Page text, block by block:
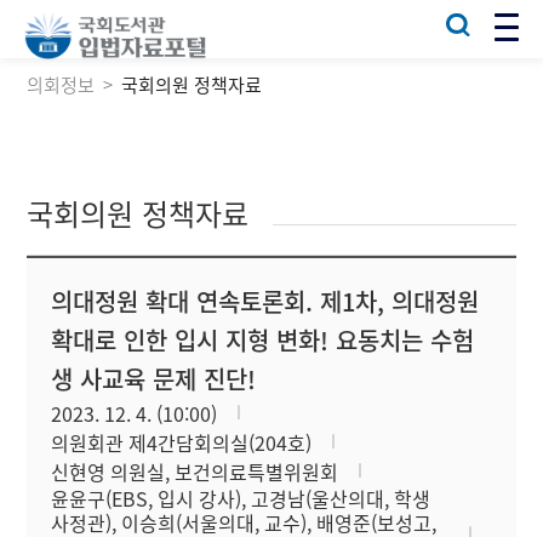
의회정보 국회의원 정책자료
국회의원 정책자료
의대정원 확대 연속토론회. 제1차, 의대정원
확대로 인한 입시 지형 변화! 요동치는 수험
생 사교육 문제 진단!
2023. 12. 4. (10:00)
의원회관 제4간담회의실(204호)
신현영 의원실, 보건의료특별위원회
윤윤구(EBS, 입시 강사), 고경남(울산의대, 학생
사정관), 이승희(서울의대, 교수), 배영준(보성고,